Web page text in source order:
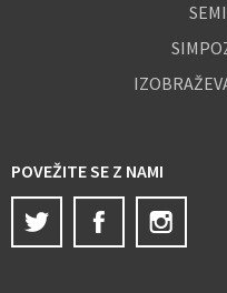
POVEŽITE SE Z NAMI
Twitter
Facebook